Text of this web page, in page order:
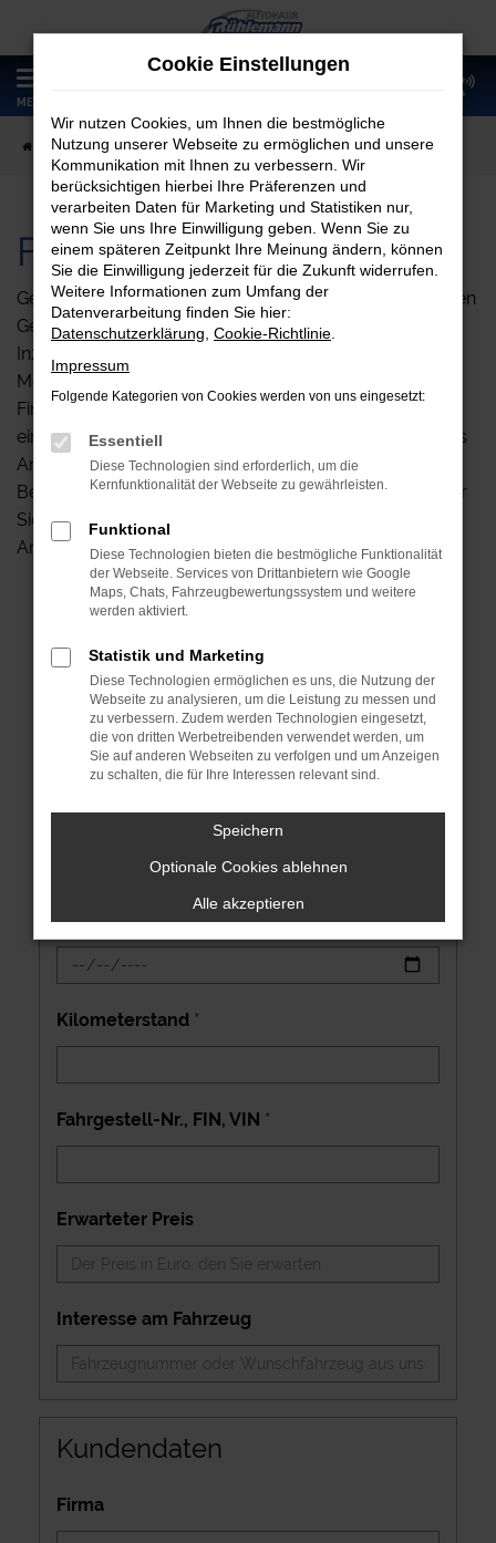
Zum
Hauptinhalt
springen
MENÜ
Startseite Fahrzeugangebote Fahrzeugankauf
Fahrzeugankauf
Gerne erstellen wir Ihnen kostenlos ein Angebot für Ihren
Gebrauchtwagen, wenn Sie das nachfolgende
Inzahlungnahme-Formular ausfüllen. Sie haben die
Möglichkeit, Ihr Fahrzeug als Anzahlung bei einer
Finanzierung oder beim Kauf eines Fahrzeugs bei uns
einzubringen. Wir bitten um Ihr Verständnis, dass dieses
Angebot unverbindlich ist und von einer persönlichen
Begutachtung des Fahrzeugs abhängt. Je vollständiger
Sie das Formular ausfüllen, desto präziser kann unser
Angebot sein.
Fahrzeugdaten
Hersteller*
Erstzulassung*
Kilometerstand *
Fahrgestell-Nr., FIN, VIN *
Erwarteter Preis
Interesse am Fahrzeug
Kundendaten
Firma
Cookie Einstellungen
Wir nutzen Cookies, um Ihnen die bestmögliche
Nutzung unserer Webseite zu ermöglichen und unsere
Kommunikation mit Ihnen zu verbessern. Wir
berücksichtigen hierbei Ihre Präferenzen und
verarbeiten Daten für Marketing und Statistiken nur,
wenn Sie uns Ihre Einwilligung geben. Wenn Sie zu
einem späteren Zeitpunkt Ihre Meinung ändern, können
Sie die Einwilligung jederzeit für die Zukunft widerrufen.
Weitere Informationen zum Umfang der
Datenverarbeitung finden Sie hier:
Datenschutzerklärung Cookie-Richtlinie
Impressum
Folgende Kategorien von Cookies werden von uns eingesetzt:
Essentiell
Diese Technologien sind erforderlich, um die
Kernfunktionalität der Webseite zu gewährleisten.
Funktional
Diese Technologien bieten die bestmögliche Funktionalität
der Webseite. Services von Drittanbietern wie Google
Maps, Chats, Fahrzeugbewertungssystem und weitere
werden aktiviert.
Statistik und Marketing
Diese Technologien ermöglichen es uns, die Nutzung der
Webseite zu analysieren, um die Leistung zu messen und
zu verbessern. Zudem werden Technologien eingesetzt,
die von dritten Werbetreibenden verwendet werden, um
Sie auf anderen Webseiten zu verfolgen und um Anzeigen
zu schalten, die für Ihre Interessen relevant sind.
Speichern
Optionale Cookies ablehnen
Alle akzeptieren